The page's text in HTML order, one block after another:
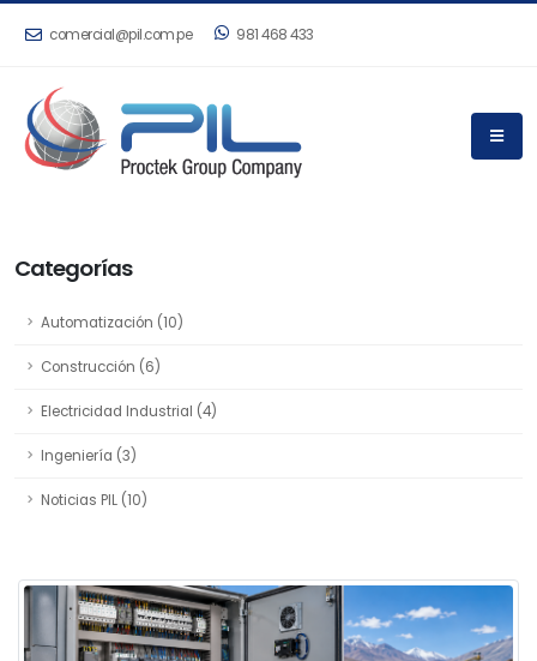
comercial@pil.com.pe 981 468 433
Categorías
Automatización (10)
Construcción (6)
Electricidad Industrial (4)
Ingeniería (3)
Noticias PIL (10)